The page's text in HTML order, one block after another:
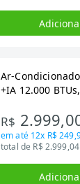
Ar-
R$
em até 12x R$
total de R$